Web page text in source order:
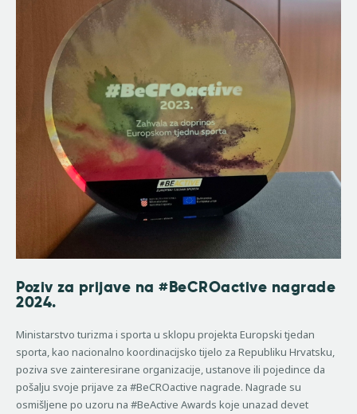
Poziv za prijave na #BeCROactive nagrade
2024.
Ministarstvo turizma i sporta u sklopu projekta Europski tjedan
sporta, kao nacionalno koordinacijsko tijelo za Republiku Hrvatsku,
poziva sve zainteresirane organizacije, ustanove ili pojedince da
pošalju svoje prijave za #BeCROactive nagrade. Nagrade su
osmišljene po uzoru na #BeActive Awards koje unazad devet